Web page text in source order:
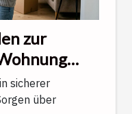
zur
sicherer
über